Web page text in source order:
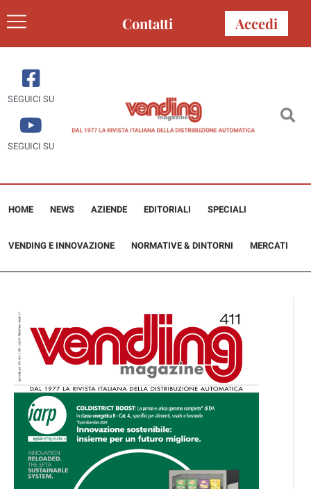
Contatti Accedi
SEGUICI SU
SEGUICI SU
HOME NEWS AZIENDE EDITORIALI SPECIALI
VENDING E INNOVAZIONE NORMATIVE & DINTORNI MERCATI